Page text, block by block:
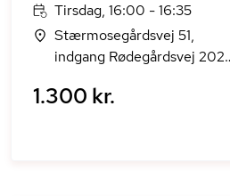
Tirsdag, 16:00 - 16:35
Stærmosegårdsvej 51,
indgang Rødegårdsvej 202,
1.300 kr.